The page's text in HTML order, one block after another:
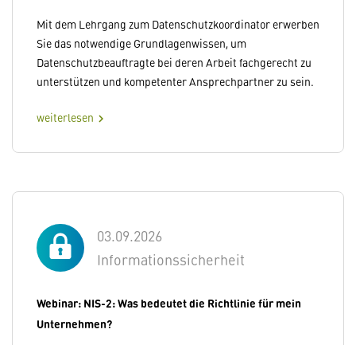
Mit dem Lehrgang zum Datenschutzkoordinator erwerben
Sie das notwendige Grundlagenwissen, um
Datenschutzbeauftragte bei deren Arbeit fachgerecht zu
unterstützen und kompetenter Ansprechpartner zu sein.
weiterlesen chevron_right
03.09.2026
Informationssicherheit
Webinar: NIS-2: Was bedeutet die Richtlinie für mein
Unternehmen?